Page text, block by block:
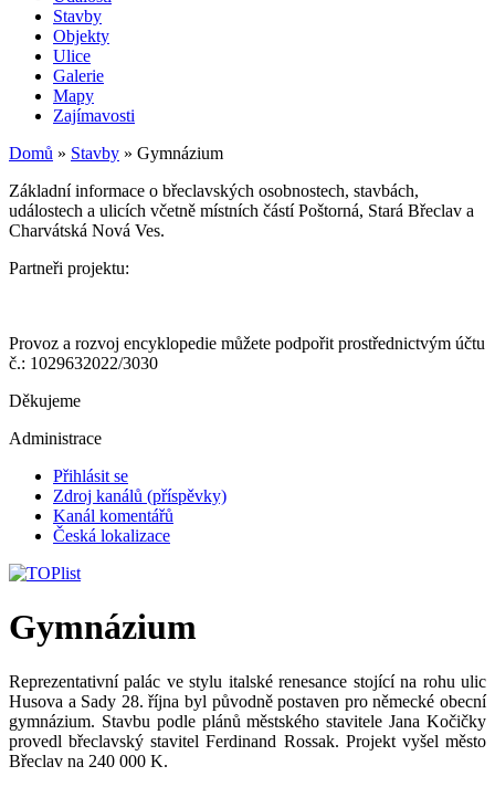
Stavby
Objekty
Ulice
Galerie
Mapy
Zajímavosti
Domů » Stavby » Gymnázium
Základní informace o břeclavských osobnostech, stavbách,
událostech a ulicích včetně místních částí Poštorná, Stará Břeclav a
Charvátská Nová Ves.
Partneři projektu:
Provoz a rozvoj encyklopedie můžete podpořit prostřednictvým účtu
č.: 1029632022/3030
Děkujeme
Administrace
Přihlásit se
Zdroj kanálů (příspěvky)
Kanál komentářů
Česká lokalizace
Gymnázium
Reprezentativní palác ve stylu italské renesance stojící na rohu ulic
Husova a Sady 28. října byl původně postaven pro německé obecní
gymnázium. Stavbu podle plánů městského stavitele Jana Kočičky
provedl břeclavský stavitel Ferdinand Rossak. Projekt vyšel město
Břeclav na 240 000 K.